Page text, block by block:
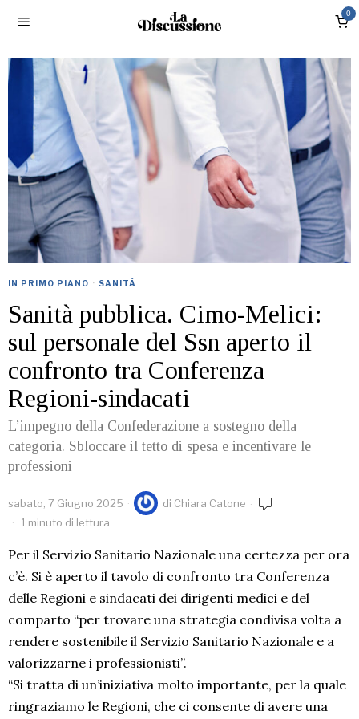
0
IN PRIMO PIANO · SANITÀ
Sanità pubblica. Cimo-Melici:
sul personale del Ssn aperto il
confronto tra Conferenza
Regioni-sindacati
L’impegno della Confederazione a sostegno della
categoria. Sbloccare il tetto di spesa e incentivare le
professioni
sabato, 7 Giugno 2025 di Chiara Catone
1 minuto di lettura
Per il Servizio Sanitario Nazionale una certezza per ora
c’è. Si è aperto il tavolo di confronto tra Conferenza
delle Regioni e sindacati dei dirigenti medici e del
comparto “per trovare una strategia condivisa volta a
rendere sostenibile il Servizio Sanitario Nazionale e a
valorizzarne i professionisti”.
“Si tratta di un’iniziativa molto importante, per la quale
ringraziamo le Regioni, che ci consente di avere una